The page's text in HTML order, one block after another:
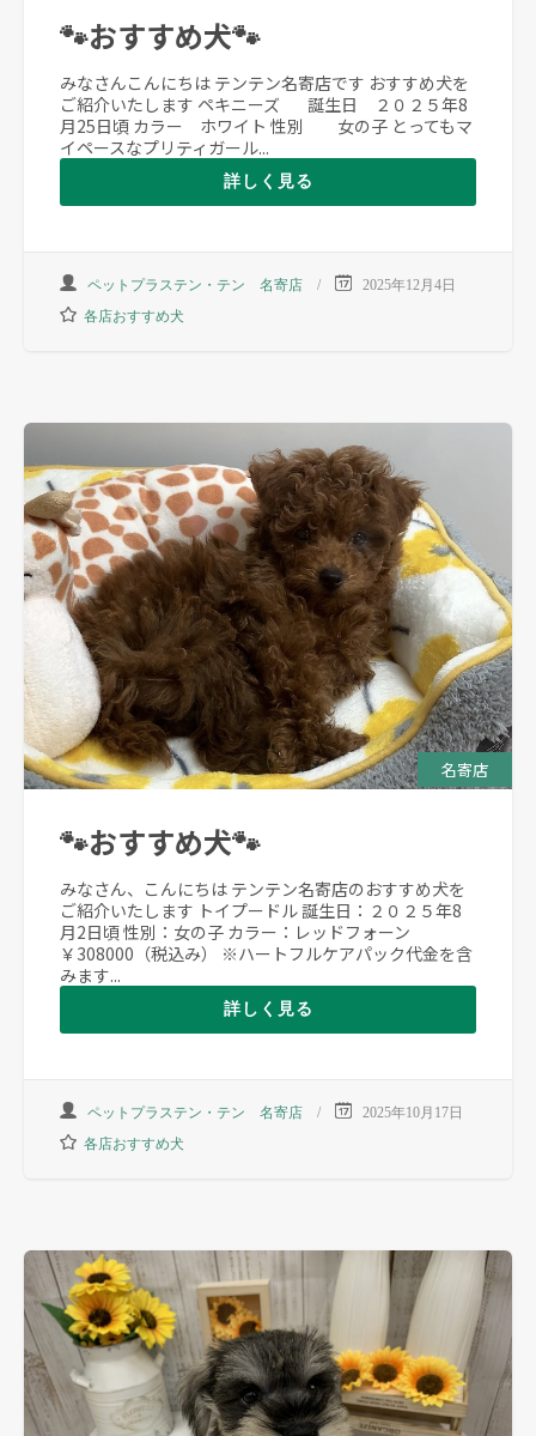
🐾おすすめ犬🐾
みなさんこんにちは テンテン名寄店です おすすめ犬を
ご紹介いたします ペキニーズ 誕生日 ２０２５年8
月25日頃 カラー ホワイト 性別 女の子 とってもマ
イペースなプリティガール...
詳しく見る
ペットプラステン・テン 名寄店
2025年12月4日
各店おすすめ犬
名寄店
🐾おすすめ犬🐾
みなさん、こんにちは テンテン名寄店のおすすめ犬を
ご紹介いたします トイプードル 誕生日：２０２５年8
月2日頃 性別：女の子 カラー：レッドフォーン
￥308000（税込み） ※ハートフルケアパック代金を含
みます...
詳しく見る
ペットプラステン・テン 名寄店
2025年10月17日
各店おすすめ犬